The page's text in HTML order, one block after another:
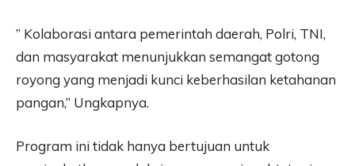
” Kolaborasi antara pemerintah daerah, Polri, TNI,
dan masyarakat menunjukkan semangat gotong
royong yang menjadi kunci keberhasilan ketahanan
pangan,” Ungkapnya.
Program ini tidak hanya bertujuan untuk